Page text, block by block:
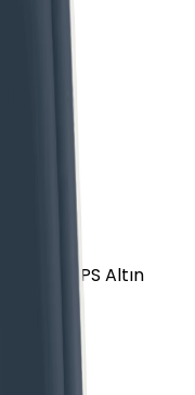
GPS Altın